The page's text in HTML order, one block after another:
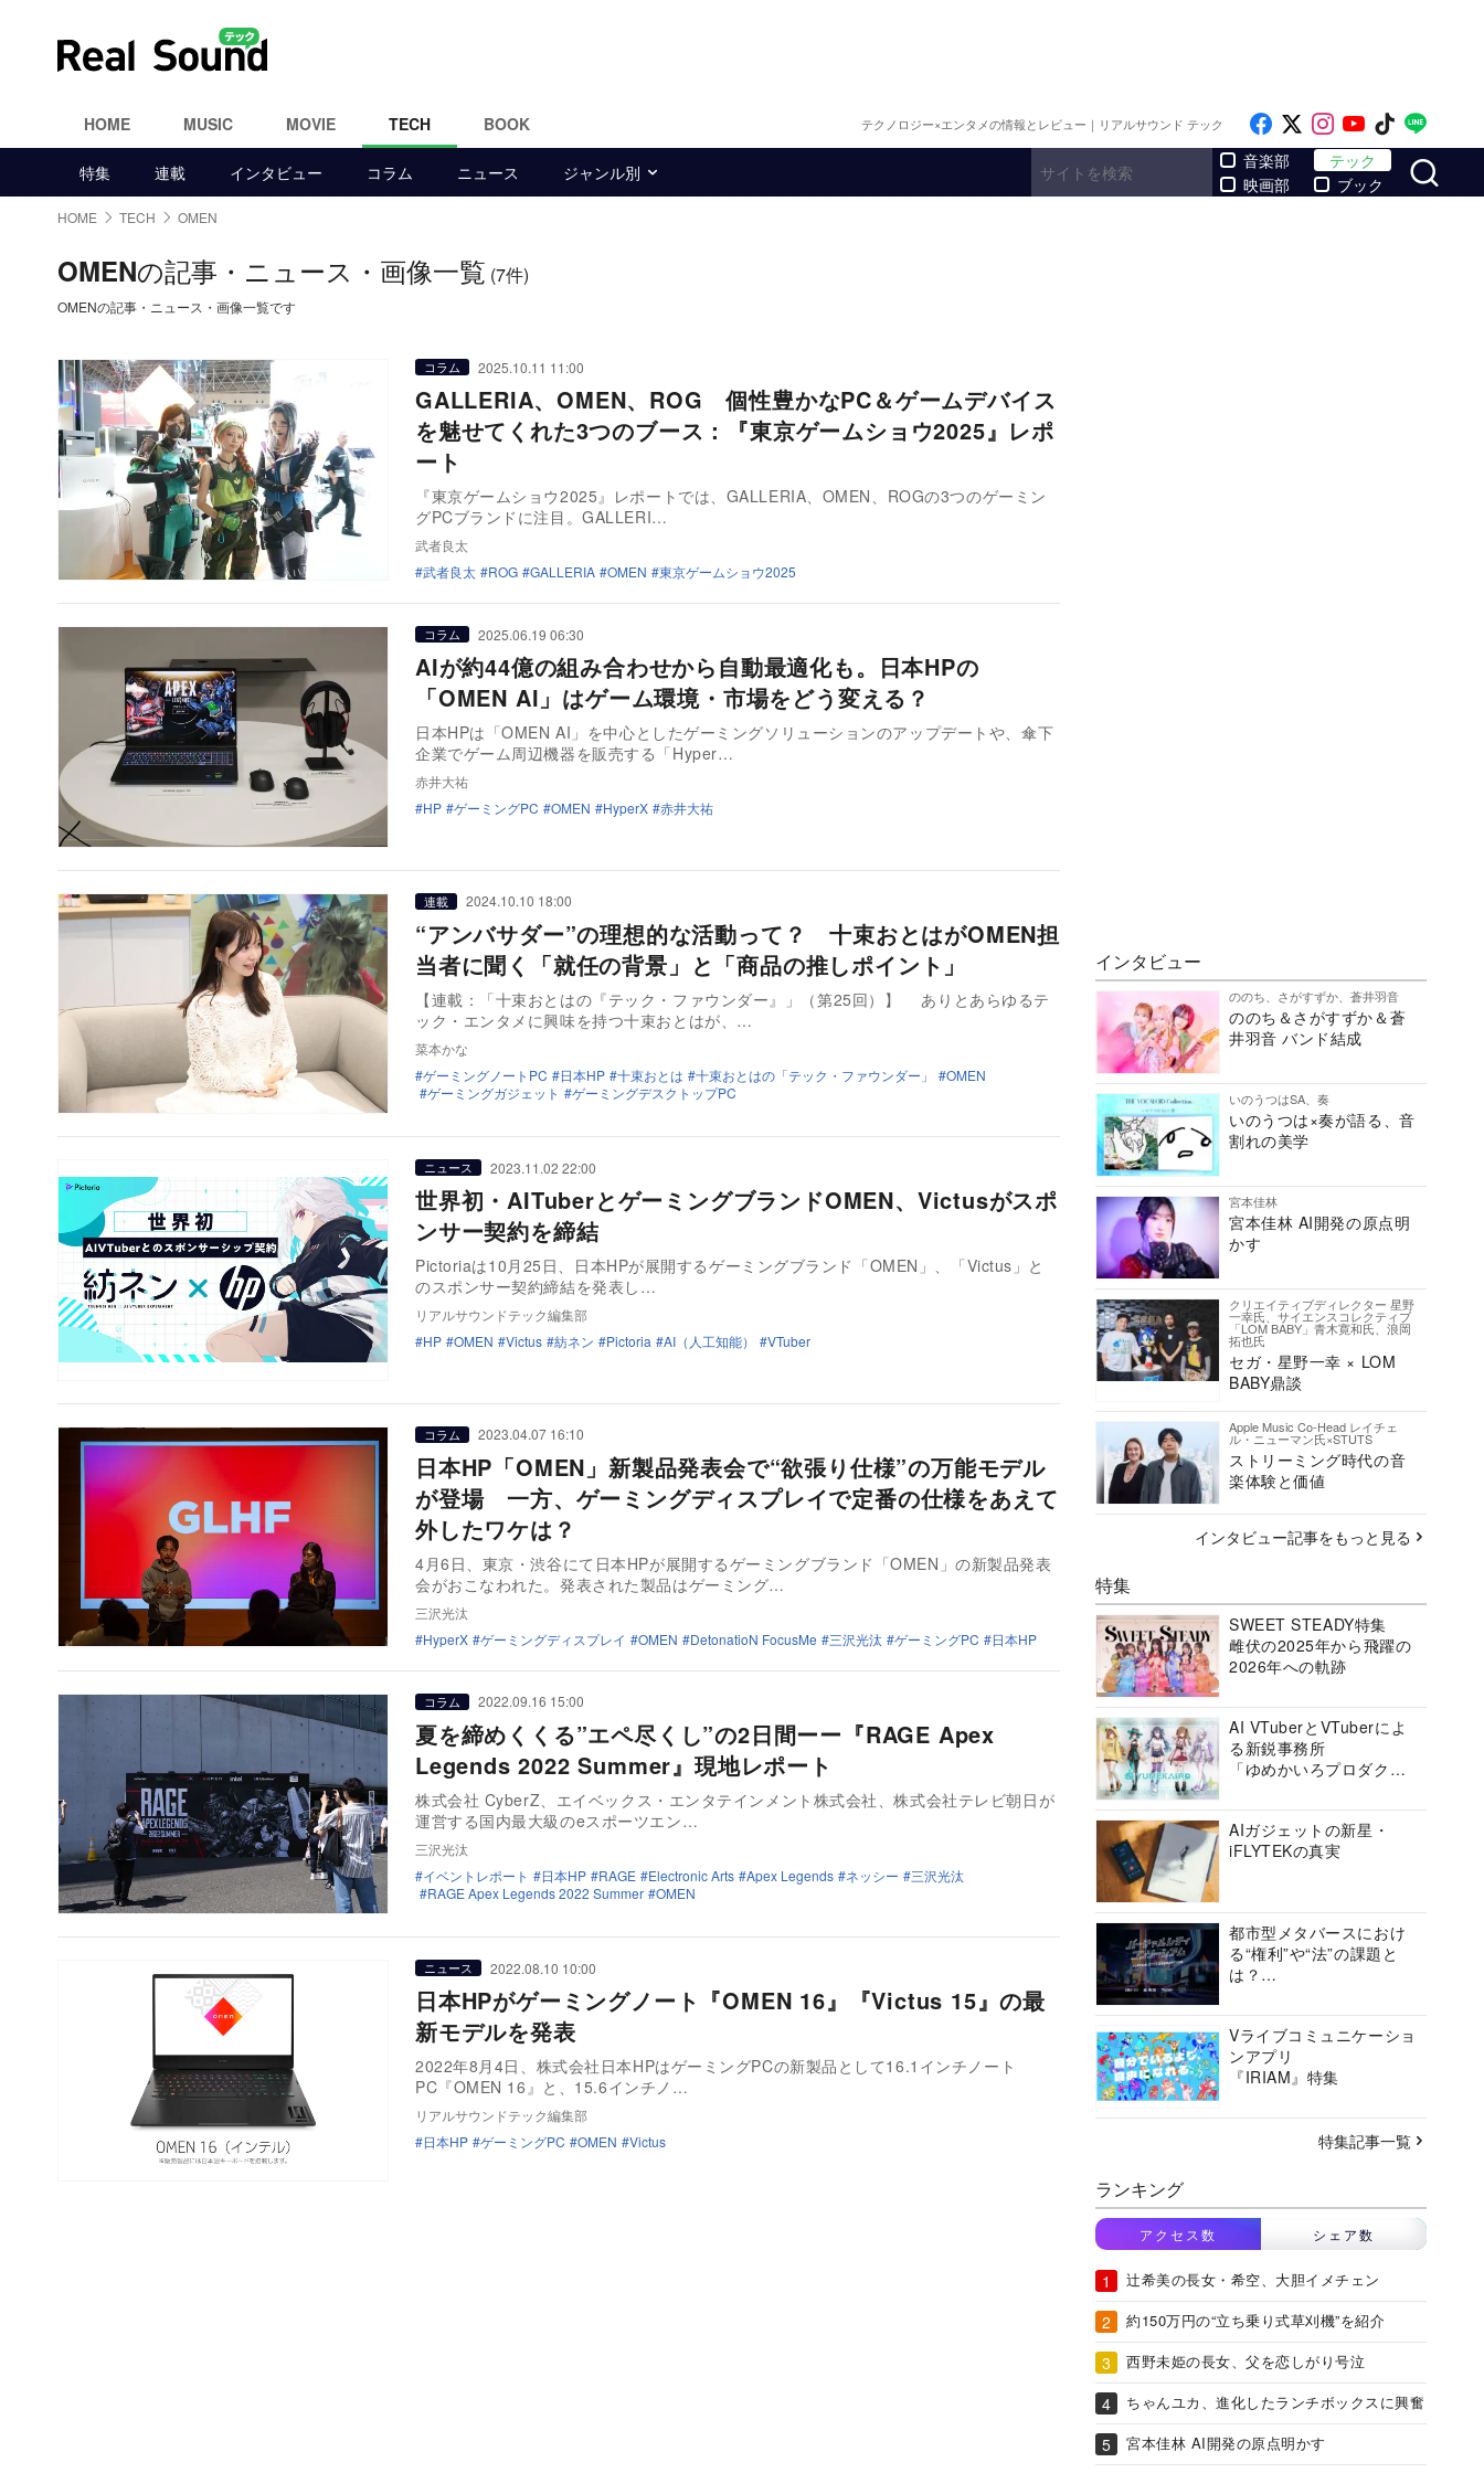
HOME MUSIC MOVIE TECH BOOK テクノロジー×エンタメの情報とレビュー｜リアルサウンド テック Like on Facebook
Follow on x
Follow on
Follow on
Follow
特集 連載 インタビュー コラム ニュース ジャンル別
音楽部
映画部
テック
ブック
HOME TECH OMEN
OMENの記事・ニュース・画像一覧 (7件)
OMENの記事・ニュース・画像一覧です
コラム 2025.10.11 11:00
GALLERIA、OMEN、ROG 個性豊かなPC＆ゲームデバイス
を魅せてくれた3つのブース：『東京ゲームショウ2025』レポ
ート
『東京ゲームショウ2025』レポートでは、GALLERIA、OMEN、ROGの3つのゲーミン
グPCブランドに注目。GALLERI…
武者良太
武者良太
ROG GALLERIA OMEN 東京ゲームショウ2025
コラム 2025.06.19 06:30
AIが約44億の組み合わせから自動最適化も。日本HPの
「OMEN AI」はゲーム環境・市場をどう変える？
日本HPは「OMEN AI」を中心としたゲーミングソリューションのアップデートや、傘下
企業でゲーム周辺機器を販売する「Hyper…
赤井大祐
HP
ゲーミングPC OMEN HyperX 赤井大祐
連載 2024.10.10 18:00
“アンバサダー”の理想的な活動って？ 十束おとはがOMEN担
当者に聞く「就任の背景」と「商品の推しポイント」
【連載：「十束おとはの『テック・ファウンダー』」（第25回）】 ありとあらゆるテ
ック・エンタメに興味を持つ十束おとはが、…
菜本かな
ゲーミングノートPC
日本HP 十束おとは 十束おとはの「テック・ファウンダー」
OMEN
ゲーミングガジェット
ゲーミングデスクトップPC
ニュース 2023.11.02 22:00
世界初・AITuberとゲーミングブランドOMEN、Victusがスポ
ンサー契約を締結
Pictoriaは10月25日、日本HPが展開するゲーミングブランド「OMEN」、「Victus」と
のスポンサー契約締結を発表し…
リアルサウンドテック編集部
HP
OMEN Victus 紡ネン Pictoria AI（人工知能） VTuber
コラム 2023.04.07 16:10
日本HP「OMEN」新製品発表会で“欲張り仕様”の万能モデル
が登場 一方、ゲーミングディスプレイで定番の仕様をあえて
外したワケは？
4月6日、東京・渋谷にて日本HPが展開するゲーミングブランド「OMEN」の新製品発表
会がおこなわれた。発表された製品はゲーミング…
三沢光汰
HyperX
ゲーミングディスプレイ OMEN DetonatioN FocusMe 三沢光汰 ゲーミングPC 日本HP
コラム 2022.09.16 15:00
夏を締めくくる”エペ尽くし”の2日間ーー『RAGE Apex
Legends 2022 Summer』現地レポート
株式会社 CyberZ、エイベックス・エンタテインメント株式会社、株式会社テレビ朝日が
運営する国内最大級のeスポーツエン…
三沢光汰
イベントレポート
日本HP RAGE Electronic Arts Apex Legends ネッシー
三沢光汰
RAGE Apex Legends 2022 Summer
OMEN
ニュース 2022.08.10 10:00
日本HPがゲーミングノート『OMEN 16』『Victus 15』の最
新モデルを発表
2022年8月4日、株式会社日本HPはゲーミングPCの新製品として16.1インチノート
PC『OMEN 16』と、15.6インチノ…
リアルサウンドテック編集部
日本HP
ゲーミングPC OMEN Victus
インタビュー
ののち、さがすずか、蒼井羽音
ののち＆さがすずか＆蒼
井羽音 バンド結成
いのうつはSA、奏
いのうつは×奏が語る、音
割れの美学
宮本佳林
宮本佳林 AI開発の原点明
かす
クリエイティブディレクター 星野
一幸氏、サイエンスコレクティブ
「LOM BABY」青木寛和氏、浪岡
拓也氏
セガ・星野一幸 × LOM
BABY鼎談
Apple Music Co-Head レイチェ
ル・ニューマン氏×STUTS
ストリーミング時代の音
楽体験と価値
インタビュー記事をもっと見る
特集
SWEET STEADY特集
雌伏の2025年から飛躍の
2026年への軌跡
AI VTuberとVTuberによ
る新鋭事務所
「ゆめかいろプロダクシ
AIガジェットの新星・
iFLYTEKの真実
都市型メタバースにおけ
る“権利”や“法”の課題と
は？
ーシアムの挑戦に迫る
Vライブコミュニケーショ
ンアプリ
『IRIAM』特集
特集記事一覧
ランキング
アクセス数 シェア数
辻希美の長女・希空、大胆イメチェン
約150万円の“立ち乗り式草刈機”を紹介
西野未姫の長女、父を恋しがり号泣
ちゃんユカ、進化したランチボックスに興奮
宮本佳林 AI開発の原点明かす